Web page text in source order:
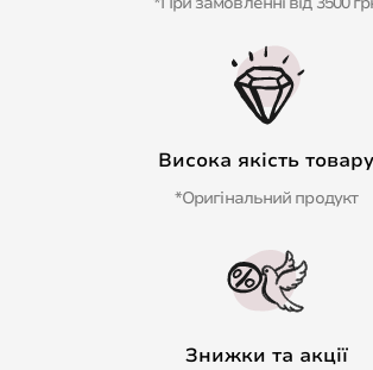
Висока якість товару
*Оригінальний продукт
Знижки та акції